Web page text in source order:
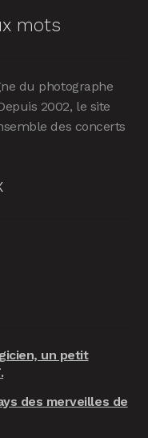
mots
du photographe
2002, le site
des concerts
un petit
des merveilles de